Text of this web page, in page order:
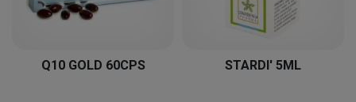
Q10 GOLD 60CPS STARDI' 5ML